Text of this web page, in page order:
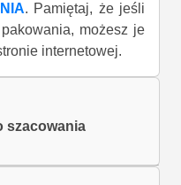
. Pamiętaj, że jeśli
możesz je
internetowej.
szacowania